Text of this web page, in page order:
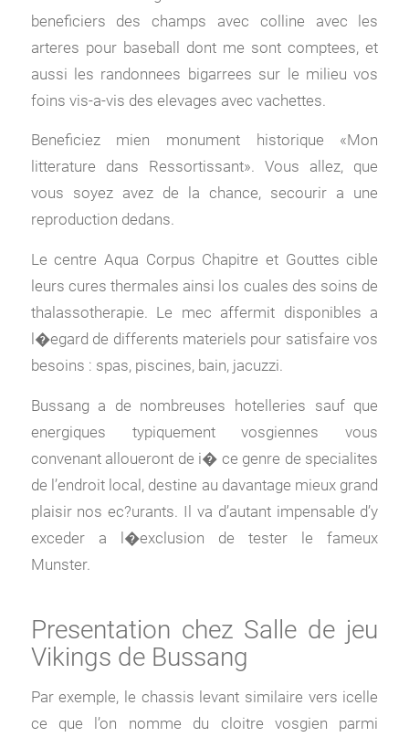
beneficiers des champs avec colline avec les
arteres pour baseball dont me sont comptees, et
aussi les randonnees bigarrees sur le milieu vos
foins vis-a-vis des elevages avec vachettes.
Beneficiez mien monument historique «Mon
litterature dans Ressortissant». Vous allez, que
vous soyez avez de la chance, secourir a une
reproduction dedans.
Le centre Aqua Corpus Chapitre et Gouttes cible
leurs cures thermales ainsi los cuales des soins de
thalassotherapie. Le mec affermit disponibles a
l�egard de differents materiels pour satisfaire vos
besoins : spas, piscines, bain, jacuzzi.
Bussang a de nombreuses hotelleries sauf que
energiques typiquement vosgiennes vous
convenant alloueront de i� ce genre de specialites
de l’endroit local, destine au davantage mieux grand
plaisir nos ec?urants. Il va d’autant impensable d’y
exceder a l�exclusion de tester le fameux
Munster.
Presentation chez Salle de jeu
Vikings de Bussang
Par exemple, le chassis levant similaire vers icelle
ce que l’on nomme du cloitre vosgien parmi